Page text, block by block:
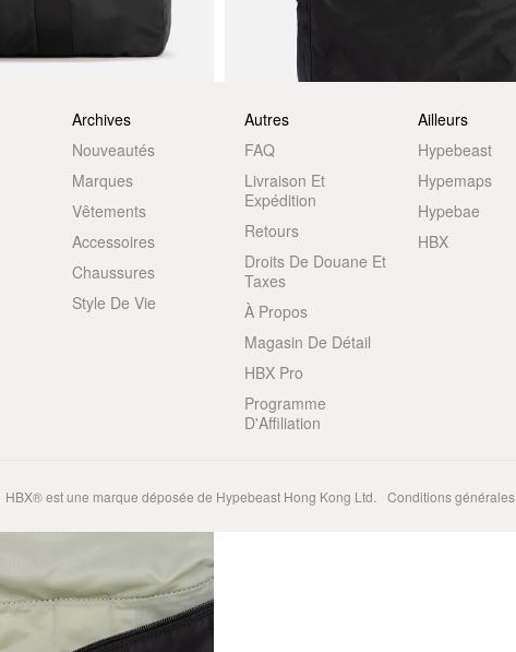
Archives
Nouveautés
Marques
Vêtements
Accessoires
Chaussures
Style De Vie
Autres
FAQ
Livraison Et
Expédition
Retours
Droits De Douane Et
Taxes
À Propos
Magasin De Détail
HBX Pro
Programme
D'Affiliation
Ailleurs
Hypebeast
Hypemaps
Hypebae
HBX
HBX® est une marque déposée de Hypebeast Hong Kong Ltd. Conditions générales